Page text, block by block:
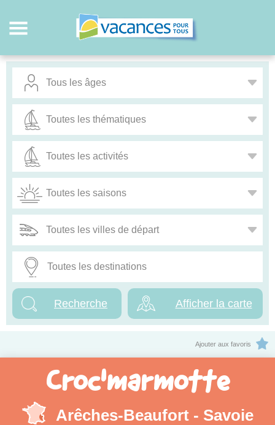
Afficher la carte
Ajouter aux favoris
Croc'marmotte
Arêches-Beaufort - Savoie